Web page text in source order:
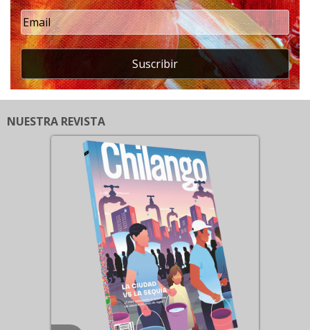
Suscribir
NUESTRA REVISTA